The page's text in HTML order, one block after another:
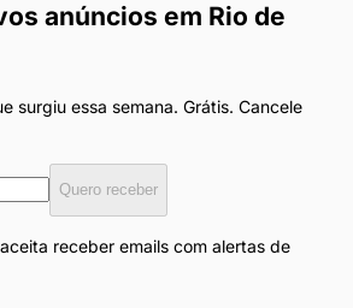
anúncios em Rio de
surgiu essa semana. Grátis. Cancele
Quero receber
receber emails com alertas de